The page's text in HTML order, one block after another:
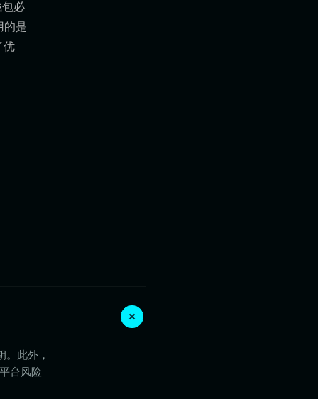
必
的是
优
此外，
台风险